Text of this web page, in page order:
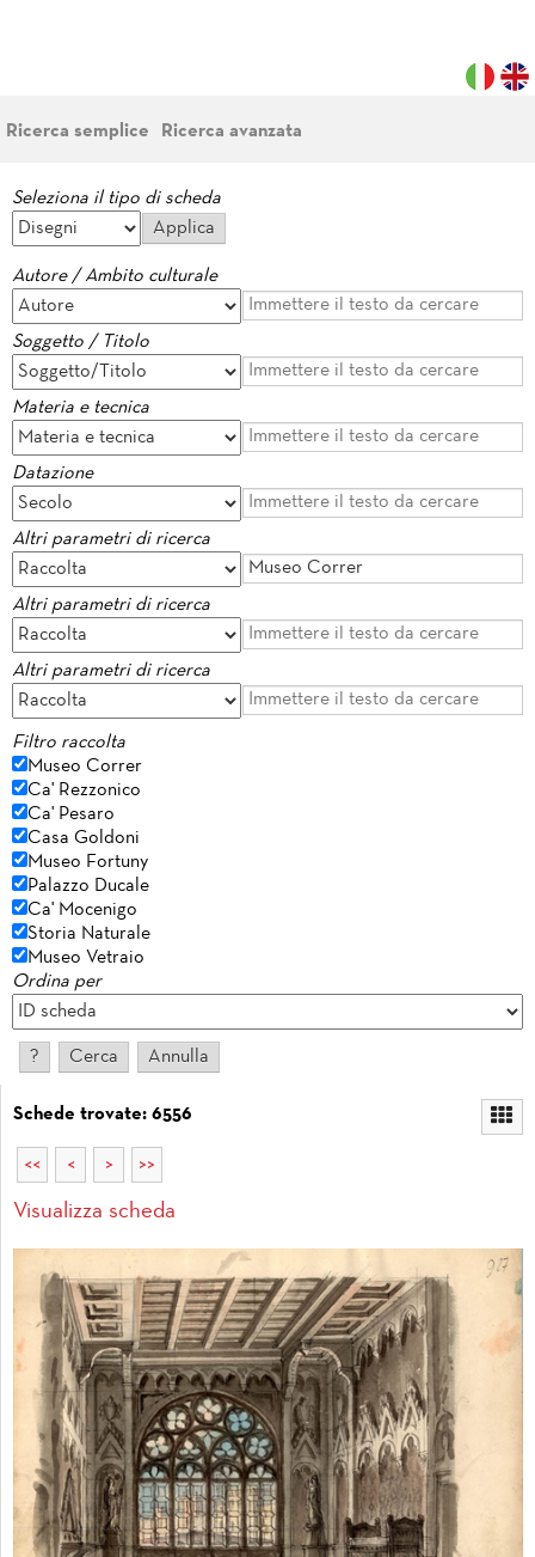
Ricerca semplice Ricerca avanzata
Seleziona il tipo di scheda
Autore / Ambito culturale
Soggetto / Titolo
Materia e tecnica
Datazione
Altri parametri di ricerca
Altri parametri di ricerca
Altri parametri di ricerca
Filtro raccolta
Museo Correr
Ca' Rezzonico
Ca' Pesaro
Casa Goldoni
Museo Fortuny
Palazzo Ducale
Ca' Mocenigo
Storia Naturale
Museo Vetraio
Ordina per
Schede trovate: 6556
<< < > >>
Visualizza scheda